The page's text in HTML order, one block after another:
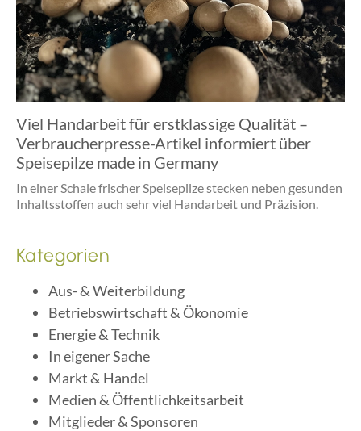
Viel Handarbeit für erstklassige Qualität –
Verbraucherpresse-Artikel informiert über
Speisepilze made in Germany
In einer Schale frischer Speisepilze stecken neben gesunden
Inhaltsstoffen auch sehr viel Handarbeit und Präzision.
Kategorien
Aus- & Weiterbildung
Betriebswirtschaft & Ökonomie
Energie & Technik
In eigener Sache
Markt & Handel
Medien & Öffentlichkeitsarbeit
Mitglieder & Sponsoren